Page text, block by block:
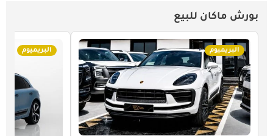
بورش ماكان للبيع
البريميوم البريميوم